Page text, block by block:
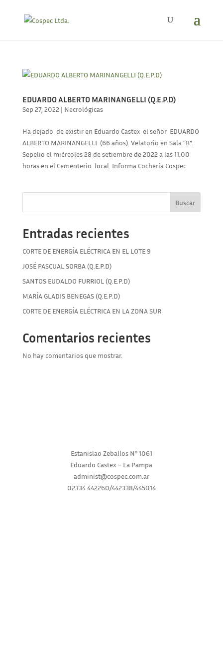
EDUARDO ALBERTO MARINANGELLI (Q.E.P.D)
Sep 27, 2022 | Necrológicas
Ha dejado de existir en Eduardo Castex el señor EDUARDO
ALBERTO MARINANGELLI (66 años). Velatorio en Sala “B”.
Sepelio el miércoles 28 de setiembre de 2022 a las 11.00
horas en el Cementerio local. Informa Cochería Cospec
Buscar
Entradas recientes
CORTE DE ENERGÍA ELÉCTRICA EN EL LOTE 9
JOSÉ PASCUAL SORBA (Q.E.P.D)
SANTOS EUDALDO FURRIOL (Q.E.P.D)
MARÍA GLADIS BENEGAS (Q.E.P.D)
CORTE DE ENERGÍA ELÉCTRICA EN LA ZONA SUR
Comentarios recientes
No hay comentarios que mostrar.
Estanislao Zeballos N° 1061
Eduardo Castex – La Pampa
administ@cospec.com.ar
02334 442260/442338/445014